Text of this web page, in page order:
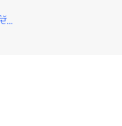
ਆਈਪੀਐੱਲ: ਦਿੱਲੀ ਨੇ ਫਸਵੇਂ ਮੁਕਾਬਲੇ ’ਚ ਮੁੰਬਈ ਨੂੰ ਹਰਾਇਆ